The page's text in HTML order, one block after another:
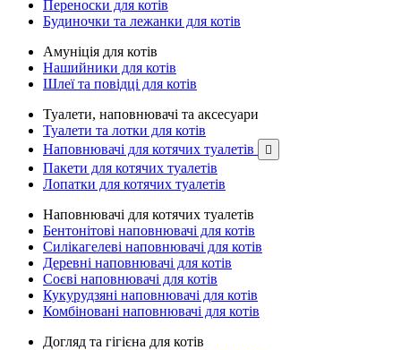
Переноски для котів
Будиночки та лежанки для котів
Амуніція для котів
Нашийники для котів
Шлеї та повідці для котів
Туалети, наповнювачі та аксесуари
Туалети та лотки для котів
Наповнювачі для котячих туалетів

Пакети для котячих туалетів
Лопатки для котячих туалетів
Наповнювачі для котячих туалетів
Бентонітові наповнювачі для котів
Силікагелеві наповнювачі для котів
Деревні наповнювачі для котів
Соєві наповнювачі для котів
Кукурудзяні наповнювачі для котів
Комбіновані наповнювачі для котів
Догляд та гігієна для котів